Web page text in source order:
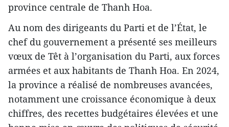
province centrale de Thanh Hoa.
Au nom des dirigeants du Parti et de l’État, le
chef du gouvernement a présenté ses meilleurs
vœux de Têt à l’organisation du Parti, aux forces
armées et aux habitants de Thanh Hoa. En 2024,
la province a réalisé de nombreuses avancées,
notamment une croissance économique à deux
chiffres, des recettes budgétaires élevées et une